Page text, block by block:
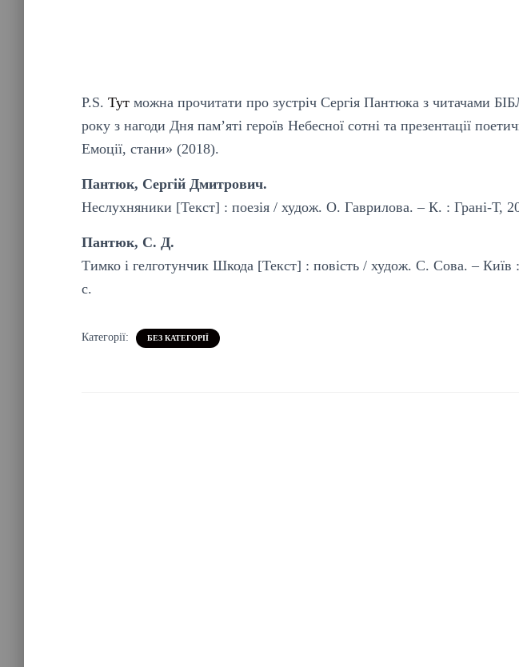
P.S. Тут можна прочитати про зустріч Сергія Пантюка з читачами
року з нагоди Дня пам’яті героїв Небесної сотні та презентації
Емоції, стани» (2018).
Пантюк, Сергій Дмитрович.
Неслухняники [Текст] : поезія / худож. О. Гаврилова. – К. : Грані-Т,
Пантюк, С. Д.
Тимко і гелготунчик Шкода [Текст] : повість / худож. С. Сова. –
с.
Категорії: БЕЗ КАТЕГОРІЇ